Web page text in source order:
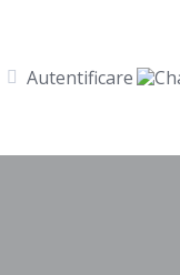
Autentificare